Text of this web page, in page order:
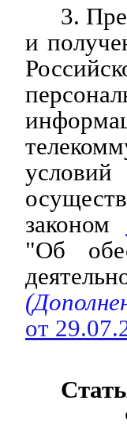
3.
и
законом
"Об
от